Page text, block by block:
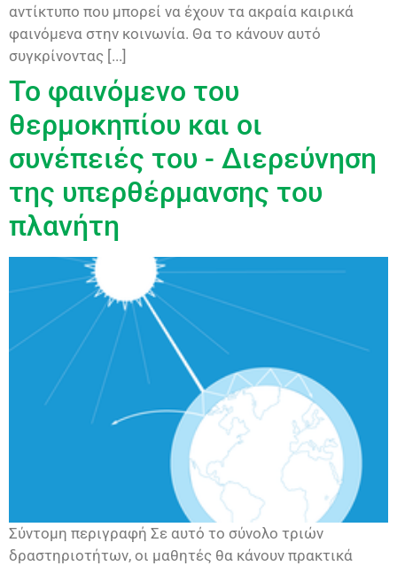
αντίκτυπο που μπορεί να έχουν τα ακραία καιρικά
φαινόμενα στην κοινωνία. Θα το κάνουν αυτό
συγκρίνοντας [...]
Το φαινόμενο του
θερμοκηπίου και οι
συνέπειές του - Διερεύνηση
της υπερθέρμανσης του
πλανήτη
Σύντομη περιγραφή Σε αυτό το σύνολο τριών
δραστηριοτήτων, οι μαθητές θα κάνουν πρακτικά